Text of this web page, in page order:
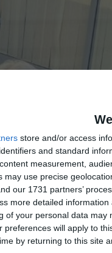
store and/or access
and standard
measurement,
may use precise
our 1731 partners’
more detailed
of your personal data
preferences will apply to
by returning to this site